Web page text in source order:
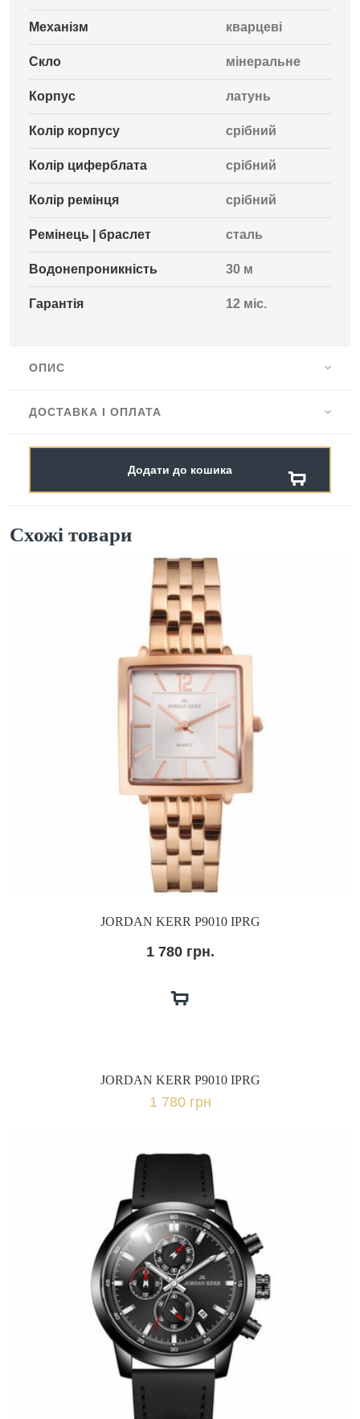
Механізм кварцеві
Скло мінеральне
Корпус латунь
Колір корпусу срібний
Колір циферблата срібний
Колір ремінця срібний
Ремінець | браслет сталь
Водонепроникність 30 м
Гарантія 12 міс.
ОПИС
ДОСТАВКА І ОПЛАТА
Додати до кошика
Схожі товари
JORDAN KERR P9010 IPRG
1 780 грн.
JORDAN KERR P9010 IPRG
1 780 грн